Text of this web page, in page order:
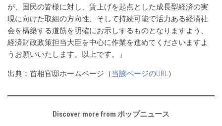
が、国民の皆様に対し、賃上げを起点とした成長型経済の実
現に向けた取組の方向性、そして持続可能で活力ある経済社
会を構築する道筋を明確にお示しするものとなりますよう、
経済財政政策担当大臣を中心に作業を進めてくださいますよ
うお願いいたします。以上です。」
出典：首相官邸ホームページ（当該ページのURL）
Discover more from ポップニュース